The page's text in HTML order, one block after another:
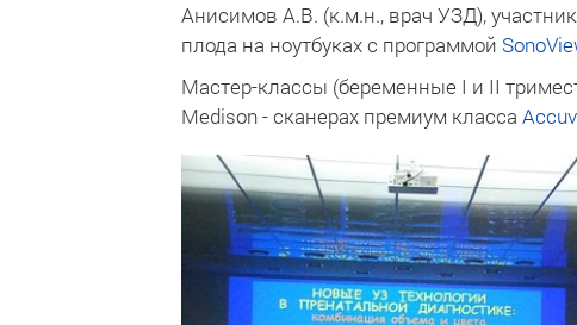
Анисимов А.В. (к.м.н., врач УЗД),
плода на ноутбуках с программой
Мастер-классы (беременные I и II
Medison - сканерах премиум класса